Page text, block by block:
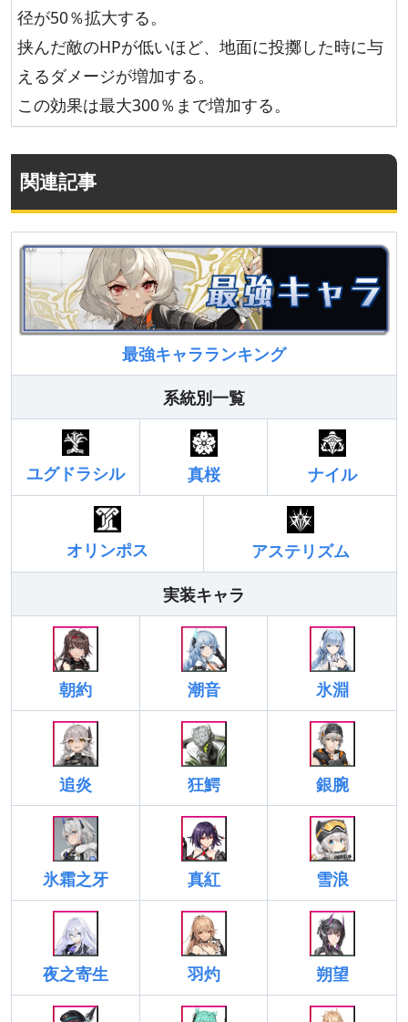
径が50％拡大する。
挟んだ敵のHPが低いほど、地面に投擲した時に与
えるダメージが増加する。
この効果は最大300％まで増加する。
関連記事
最強キャラランキング
系統別一覧
ユグドラシル 真桜 ナイル
オリンポス
アステリズム
実装キャラ
朝約 潮音 氷淵
追炎 狂鰐 銀腕
氷霜之牙 真紅 雪浪
夜之寄生 羽灼 朔望